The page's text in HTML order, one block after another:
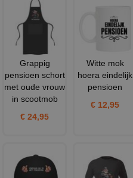
Grappig
pensioen schort
met oude vrouw
in scootmob
€ 24,95
Witte mok
hoera eindelijk
pensioen
€ 12,95